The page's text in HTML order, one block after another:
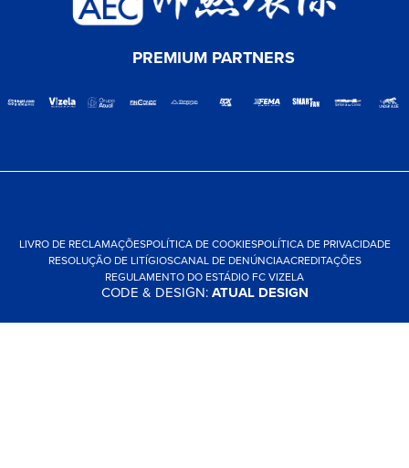
PREMIUM PARTNERS
LIVRO DE RECLAMAÇÕESPOLÍTICA DE COOKIESPOLÍTICA DE PRIVACIDADE
RESOLUÇÃO DE LITÍGIOSCANAL DE DENÚNCIAACREDITAÇÕES
REGULAMENTO DO ESTÁDIO FC VIZELA
CODE & DESIGN:ATUAL DESIGN